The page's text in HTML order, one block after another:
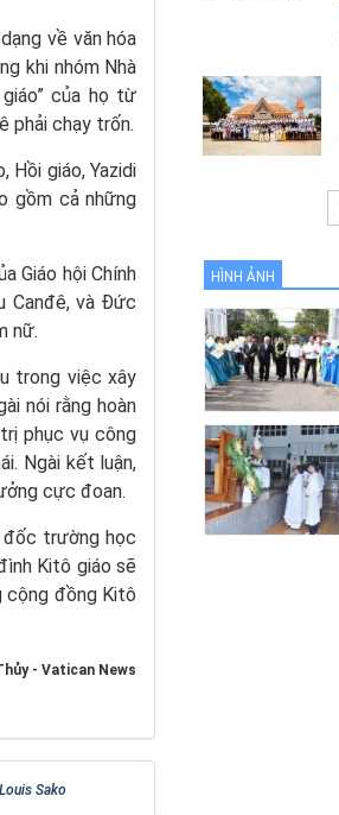
về văn hóa
khi nhóm Nhà
của họ từ
phải chạy trốn.
Hồi giáo, Yazidi
gồm cả những
Giáo hội Chính
Canđê, và Đức
nữ.
trong việc xây
nói rằng hoàn
phục vụ công
Ngài kết luận,
cực đoan.
đốc trường học
Kitô giáo sẽ
cộng đồng Kitô
- Vatican News
Sako
HÌNH ẢNH